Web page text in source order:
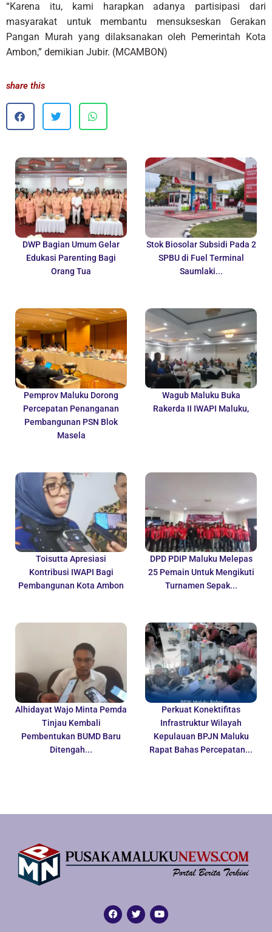
“Karena itu, kami harapkan adanya partisipasi dari
masyarakat untuk membantu mensukseskan Gerakan
Pangan Murah yang dilaksanakan oleh Pemerintah Kota
Ambon,” demikian Jubir. (MCAMBON)
share this
DWP Bagian Umum Gelar
Edukasi Parenting Bagi
Orang Tua
Stok Biosolar Subsidi Pada 2
SPBU di Fuel Terminal
Saumlaki...
Pemprov Maluku Dorong
Percepatan Penanganan
Pembangunan PSN Blok
Masela
Wagub Maluku Buka
Rakerda II IWAPI Maluku,
Toisutta Apresiasi
Kontribusi IWAPI Bagi
Pembangunan Kota Ambon
DPD PDIP Maluku Melepas
25 Pemain Untuk Mengikuti
Turnamen Sepak...
Alhidayat Wajo Minta Pemda
Tinjau Kembali
Pembentukan BUMD Baru
Ditengah...
Perkuat Konektifitas
Infrastruktur Wilayah
Kepulauan BPJN Maluku
Rapat Bahas Percepatan...